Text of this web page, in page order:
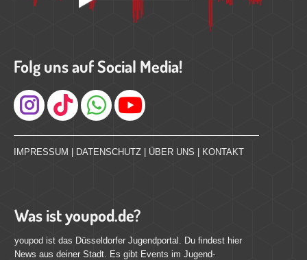
Folg uns auf Social Media!
Instagram
IMPRESSUM | DATENSCHUTZ | ÜBER UNS | KONTAKT
Was ist youpod.de?
youpod ist das Düsseldorfer Jugendportal. Du findest hier
News aus deiner Stadt. Es gibt Events im Jugend-